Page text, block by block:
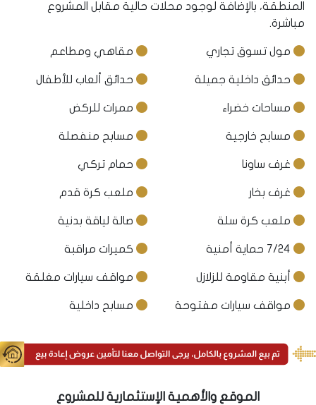
المنطقة، بالإضافة لوجود محلات حالية مقابل المشروع
مباشرة.
مول تسوق تجاري مقاهي ومطاعم
حدائق داخلية جميلة حدائق ألعاب للأطفال
مساحات خضراء ممرات للركض
مسابح خارجية مسابح منفصلة
غرف ساونا حمام تركي
غرف بخار ملعب كرة قدم
ملعب كرة سلة صالة لياقة بدنية
كميرات مراقبة
أبنية مقاومة للزلازل مواقف سيارات مغلقة
مواقف سيارات مفتوحة مسابح داخلية
الموقع والأهمية الإستثمارية للمشروع